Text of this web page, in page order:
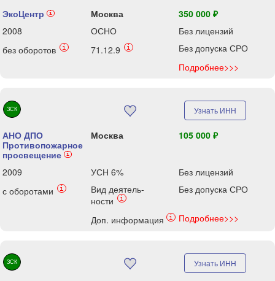
ЭкоЦентр i Москва
350 000 ₽
2008
ОСНО
Без лицензий
без оборотов
i 71.12.9 i
Без допуска СРО
Подробнее>>>
ЗСК Узнать ИНН
АНО ДПО
Противопожарное
просвещение i
Москва 105 000 ₽
2009 УСН 6%
Без лицензий
с оборотами
i
Вид деятель-
ности
i
Без допуска СРО
Доп. информация i Подробнее>>>
ЗСК Узнать ИНН